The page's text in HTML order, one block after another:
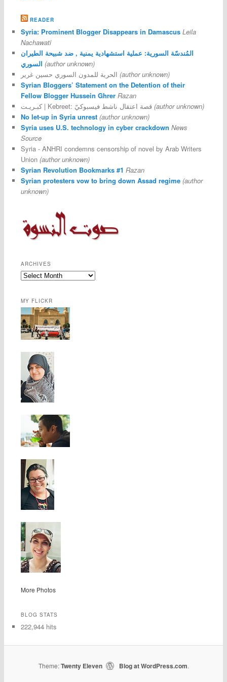
READER
Syria: Prominent Blogger Disappears in Damascus Leila
Nachawati
المُندسّة السورية: عملية استشهادية يمنية , ضد شبيحة الطيران
السوري (author unknown)
(author unknown)
Syrian Bloggers’ Statement on the Detention of their
Fellow Blogger Hussein Ghrer Razan
كبـريـت | Kebreet: قصة اعتقال ناشط فيسبوكيّ (author unknown)
No let-up in Syria unrest (author unknown)
Syria uses U.S. technology in cyber crackdown News
Source
Syria - ANHRI condemns censorship of novel by Arab Writers
Union (author unknown)
Syrian Revolution Bookmarks #1 Razan
Syrian protesters vow to bring down Assad regime (author
unknown)
ARCHIVES
MY FLICKR
More Photos
BLOG STATS
222,944 hits
Theme:Twenty Eleven |
Blog at WordPress.com.